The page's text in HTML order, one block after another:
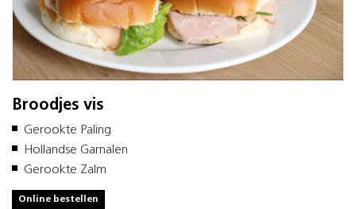
Broodjes vis
Gerookte Paling
Hollandse Garnalen
Gerookte Zalm
Online bestellen